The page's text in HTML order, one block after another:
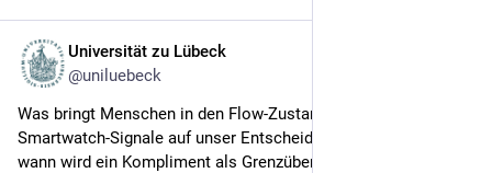
Universität zu Lübeck
@uniluebeck
Was bringt Menschen in den Flow-Zustand? Wie wirken
Smartwatch-Signale auf unser Entscheidungsverhalten? Und
wann wird ein Kompliment als Grenzüberschreitung